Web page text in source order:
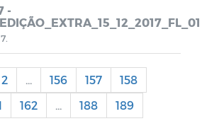
-
2 ... 156 157
158
162 ... 188
189